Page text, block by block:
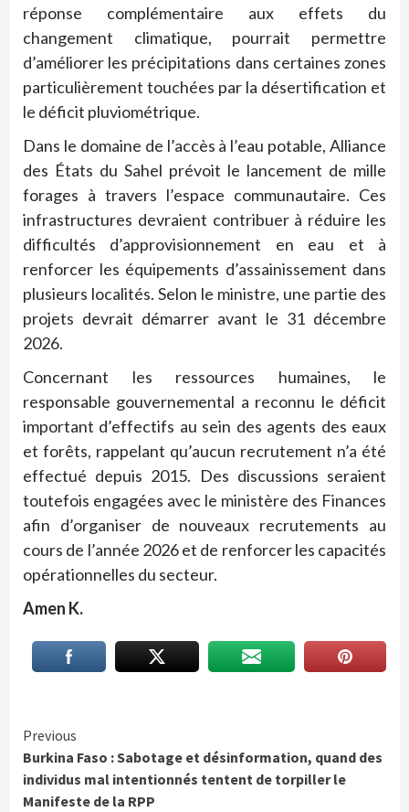
réponse complémentaire aux effets du
changement climatique, pourrait permettre
d’améliorer les précipitations dans certaines zones
particulièrement touchées par la désertification et
le déficit pluviométrique.
Dans le domaine de l’accès à l’eau potable, Alliance
des États du Sahel prévoit le lancement de mille
forages à travers l’espace communautaire. Ces
infrastructures devraient contribuer à réduire les
difficultés d’approvisionnement en eau et à
renforcer les équipements d’assainissement dans
plusieurs localités. Selon le ministre, une partie des
projets devrait démarrer avant le 31 décembre
2026.
Concernant les ressources humaines, le
responsable gouvernemental a reconnu le déficit
important d’effectifs au sein des agents des eaux
et forêts, rappelant qu’aucun recrutement n’a été
effectué depuis 2015. Des discussions seraient
toutefois engagées avec le ministère des Finances
afin d’organiser de nouveaux recrutements au
cours de l’année 2026 et de renforcer les capacités
opérationnelles du secteur.
Amen K.
Continue
Reading
Previous
Burkina Faso : Sabotage et désinformation, quand des
individus mal intentionnés tentent de torpiller le
Manifeste de la RPP